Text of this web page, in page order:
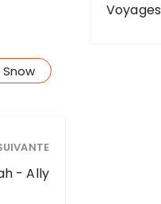
Snow
- Ally
Voyages